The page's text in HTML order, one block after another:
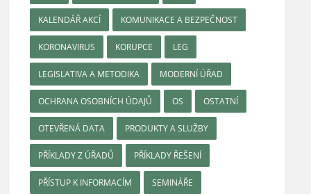
KALENDÁŘ AKCÍ KOMUNIKACE A BEZPEČNOST
KORONAVIRUS KORUPCE LEG
LEGISLATIVA A METODIKA MODERNÍ ÚŘAD
OCHRANA OSOBNÍCH ÚDAJŮ OS OSTATNÍ
OTEVŘENÁ DATA PRODUKTY A SLUŽBY
PŘÍKLADY Z ÚŘADŮ PŘÍKLADY ŘEŠENÍ
PŘÍSTUP K INFORMACÍM SEMINÁŘE